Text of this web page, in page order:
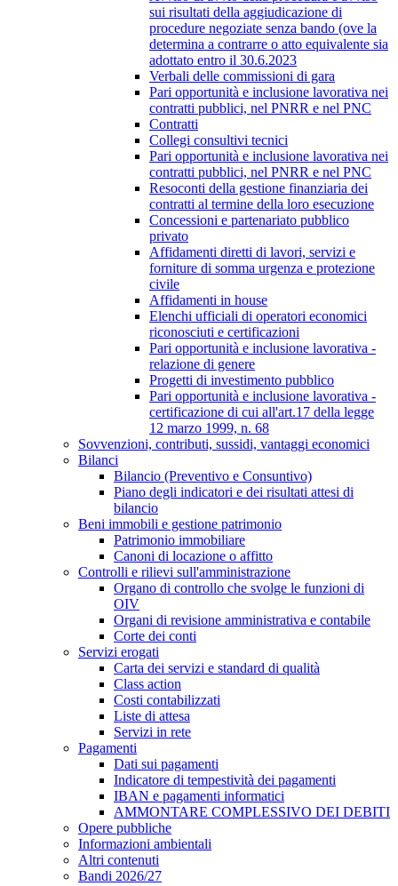
sui risultati della aggiudicazione di
procedure negoziate senza bando (ove la
determina a contrarre o atto equivalente sia
adottato entro il 30.6.2023
Verbali delle commissioni di gara
Pari opportunità e inclusione lavorativa nei
contratti pubblici, nel PNRR e nel PNC
Contratti
Collegi consultivi tecnici
Pari opportunità e inclusione lavorativa nei
contratti pubblici, nel PNRR e nel PNC
Resoconti della gestione finanziaria dei
contratti al termine della loro esecuzione
Concessioni e partenariato pubblico
privato
Affidamenti diretti di lavori, servizi e
forniture di somma urgenza e protezione
civile
Affidamenti in house
Elenchi ufficiali di operatori economici
riconosciuti e certificazioni
Pari opportunità e inclusione lavorativa -
relazione di genere
Progetti di investimento pubblico
Pari opportunità e inclusione lavorativa -
certificazione di cui all'art.17 della legge
12 marzo 1999, n. 68
Sovvenzioni, contributi, sussidi, vantaggi economici
Bilanci
Bilancio (Preventivo e Consuntivo)
Piano degli indicatori e dei risultati attesi di
bilancio
Beni immobili e gestione patrimonio
Patrimonio immobiliare
Canoni di locazione o affitto
Controlli e rilievi sull'amministrazione
Organo di controllo che svolge le funzioni di
OIV
Organi di revisione amministrativa e contabile
Corte dei conti
Servizi erogati
Carta dei servizi e standard di qualità
Class action
Costi contabilizzati
Liste di attesa
Servizi in rete
Pagamenti
Dati sui pagamenti
Indicatore di tempestività dei pagamenti
IBAN e pagamenti informatici
AMMONTARE COMPLESSIVO DEI DEBITI
Opere pubbliche
Informazioni ambientali
Altri contenuti
Bandi 2026/27